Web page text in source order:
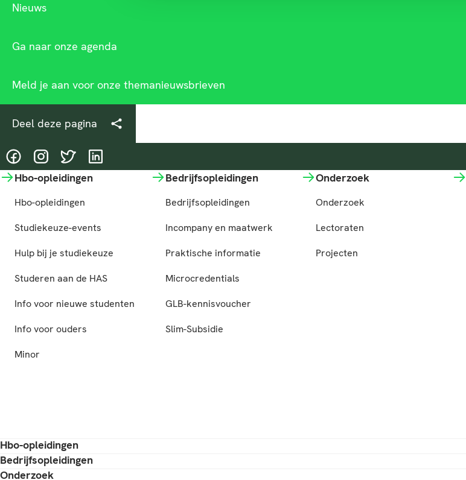
Nieuws
Ga naar onze agenda
Meld je aan voor onze themanieuwsbrieven
Deel deze pagina
@HASgreenacademy
@HASgreenacademy
@greenacademyHAS
@HASgreenacademy
Hbo-opleidingen
Hbo-opleidingen
Studiekeuze-events
Hulp bij je studiekeuze
Studeren aan de HAS
Info voor nieuwe studenten
Info voor ouders
Minor
Bedrijfsopleidingen
Bedrijfsopleidingen
Incompany en maatwerk
Praktische informatie
Microcredentials
GLB-kennisvoucher
Slim-Subsidie
Onderzoek
Onderzoek
Lectoraten
Projecten
Hbo-opleidingen
Bedrijfsopleidingen
Onderzoek